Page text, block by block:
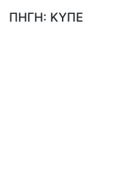
ΠΗΓΗ: ΚΥΠΕ